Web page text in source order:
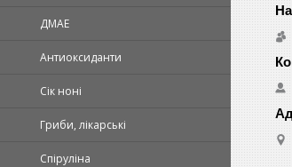
ДМАЕ
Антиоксиданти
Сік ноні
Гриби, лікарські
Спіруліна